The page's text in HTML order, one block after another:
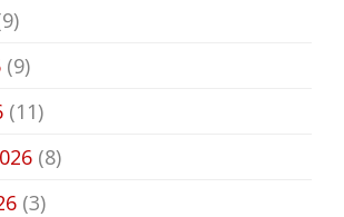
(9)
(11)
(8)
(3)